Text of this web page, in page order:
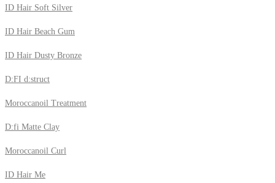
ID Hair Soft Silver
ID Hair Beach Gum
ID Hair Dusty Bronze
D:FI d:struct
Moroccanoil Treatment
D:fi Matte Clay
Moroccanoil Curl
ID Hair Me